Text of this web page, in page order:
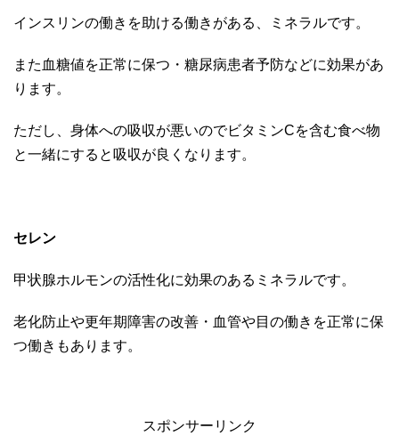
インスリンの働きを助ける働きがある、ミネラルです。
また血糖値を正常に保つ・糖尿病患者予防などに効果があ
ります。
ただし、身体への吸収が悪いのでビタミンCを含む食べ物
と一緒にすると吸収が良くなります。
セレン
甲状腺ホルモンの活性化に効果のあるミネラルです。
老化防止や更年期障害の改善・血管や目の働きを正常に保
つ働きもあります。
スポンサーリンク